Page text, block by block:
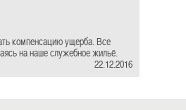
компенсацию ущерба. Все
на наше служебное жильё.
22.12.2016